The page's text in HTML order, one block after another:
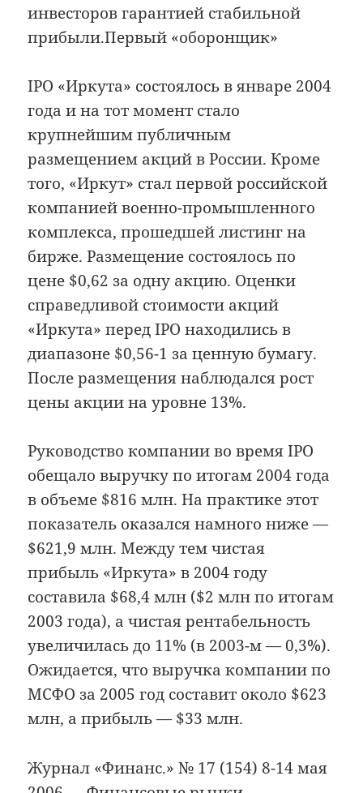
инвесторов гарантией стабильной
прибыли.Первый «оборонщик»
IPO «Иркута» состоялось в январе 2004
года и на тот момент стало
крупнейшим публичным
размещением акций в России. Кроме
того, «Иркут» стал первой российской
компанией военно-промышленного
комплекса, прошедшей листинг на
бирже. Размещение состоялось по
цене $0,62 за одну акцию. Оценки
справедливой стоимости акций
«Иркута» перед IPO находились в
диапазоне $0,56-1 за ценную бумагу.
После размещения наблюдался рост
цены акции на уровне 13%.
Руководство компании во время IPO
обещало выручку по итогам 2004 года
в объеме $816 млн. На практике этот
показатель оказался намного ниже —
$621,9 млн. Между тем чистая
прибыль «Иркута» в 2004 году
составила $68,4 млн ($2 млн по итогам
2003 года), а чистая рентабельность
увеличилась до 11% (в 2003-м — 0,3%).
Ожидается, что выручка компании по
МСФО за 2005 год составит около $623
млн, а прибыль — $33 млн.
Журнал «Финанс.» № 17 (154) 8-14 мая